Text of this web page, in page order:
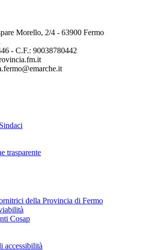
Morello, 2/4 - 63900 Fermo
- C.F.: 90038780442
trasparente
della Provincia di Fermo
Cosap
accessibilità